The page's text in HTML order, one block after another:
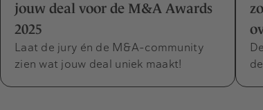
jouw deal voor de M&A Awards
2025
Laat de jury én de M&A-community
zien wat jouw deal uniek maakt!